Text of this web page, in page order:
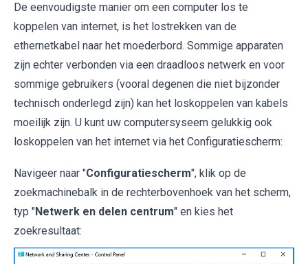
De eenvoudigste manier om een computer los te
koppelen van internet, is het lostrekken van de
ethernetkabel naar het moederbord. Sommige apparaten
zijn echter verbonden via een draadloos netwerk en voor
sommige gebruikers (vooral degenen die niet bijzonder
technisch onderlegd zijn) kan het loskoppelen van kabels
moeilijk zijn. U kunt uw computersyseem gelukkig ook
loskoppelen van het internet via het Configuratiescherm:
Navigeer naar "Configuratiescherm", klik op de
zoekmachinebalk in de rechterbovenhoek van het scherm,
typ "Netwerk en delen centrum" en kies het
zoekresultaat: